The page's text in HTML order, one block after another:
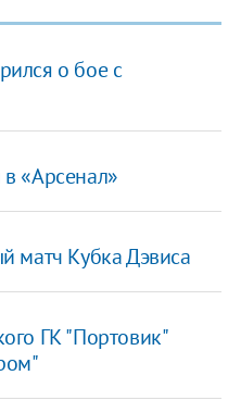
о бое с
«Арсенал»
матч Кубка Дэвиса
ГК "Портовик"